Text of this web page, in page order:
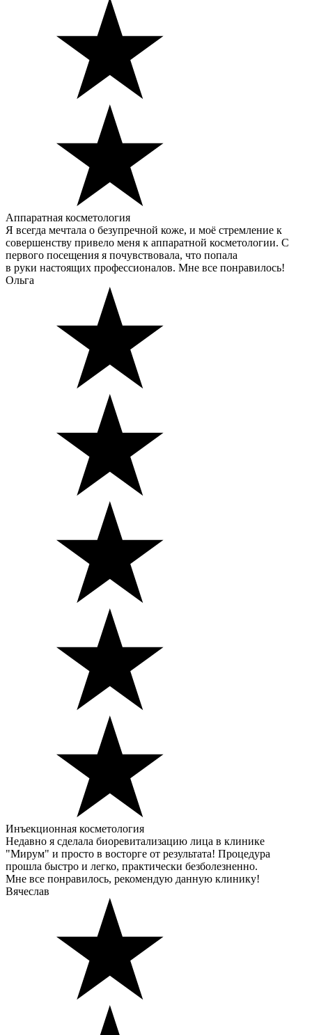
Аппаратная косметология
Я всегда мечтала о безупречной коже, и моё стремление к
совершенству привело меня к аппаратной косметологии. С
первого посещения я почувствовала, что попала
в руки настоящих профессионалов. Мне все понравилось!
Ольга
Инъекционная косметология
Недавно я сделала биоревитализацию лица в клинике
"Мирум" и просто в восторге от результата! Процедура
прошла быстро и легко, практически безболезненно.
Мне все понравилось, рекомендую данную клинику!
Вячеслав